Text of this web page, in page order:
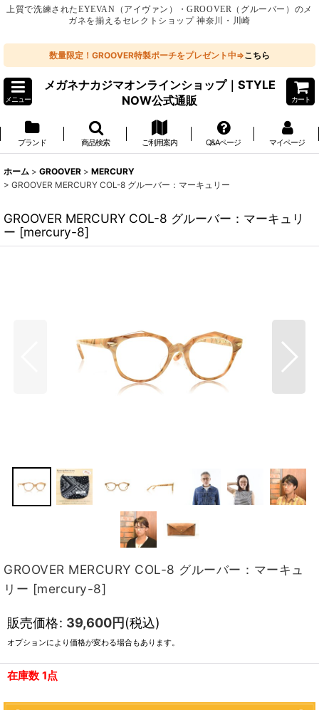
上質で洗練されたEYEVAN（アイヴァン）・GROOVER（グルーバー）のメ
ガネを揃えるセレクトショップ 神奈川・川崎
数量限定！GROOVER特製ポーチをプレゼント中⇒こちら
メニュー
メガネナカジマオンラインショップ｜STYLE
NOW公式通販
カート
ブランド 商品検索 ご利用案内 Q&Aページ マイページ
ホーム > GROOVER > MERCURY
> GROOVER MERCURY COL-8 グルーバー：マーキュリー
GROOVER MERCURY COL-8 グルーバー：マーキュリ
ー [mercury-8]
GROOVER MERCURY COL-8 グルーバー：マーキュ
リー [mercury-8]
販売価格: 39,600円(税込)
オプションにより価格が変わる場合もあります。
在庫数 1点